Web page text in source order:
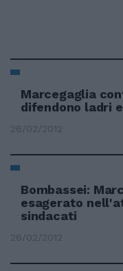
Marcegaglia
difendono ladri
26/02/2012
Bombassei:
esagerato
sindacati
26/02/2012